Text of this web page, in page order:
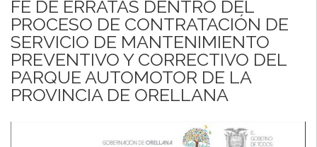
FE DE ERRATAS DENTRO DEL
PROCESO DE CONTRATACIÓN DE
SERVICIO DE MANTENIMIENTO
PREVENTIVO Y CORRECTIVO DEL
PARQUE AUTOMOTOR DE LA
PROVINCIA DE ORELLANA